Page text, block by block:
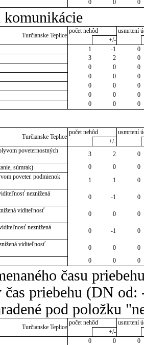
0 0 0
komunikácie
Turčianske Teplice
počet nehôd
usmrtení
+/-
1 -1
0
3 2
0
0 0
0
0 0
0
0 0
0
0 0
0
0 0 0
Turčianske Teplice
počet nehôd
usmrtení
+/-
poveternostných
3 2
0
súmrak)
0 0
0
poveter. podmienok
1 1
0
neznížená
0 -1
0
viditeľnosť
0 0
0
neznížená
0 -1
0
viditeľnosť
0 0
0
0 0 0
času
čas priebehu (DN
pod položku
Turčianske Teplice
počet nehôd
usmrtení
+/-
0 0
0